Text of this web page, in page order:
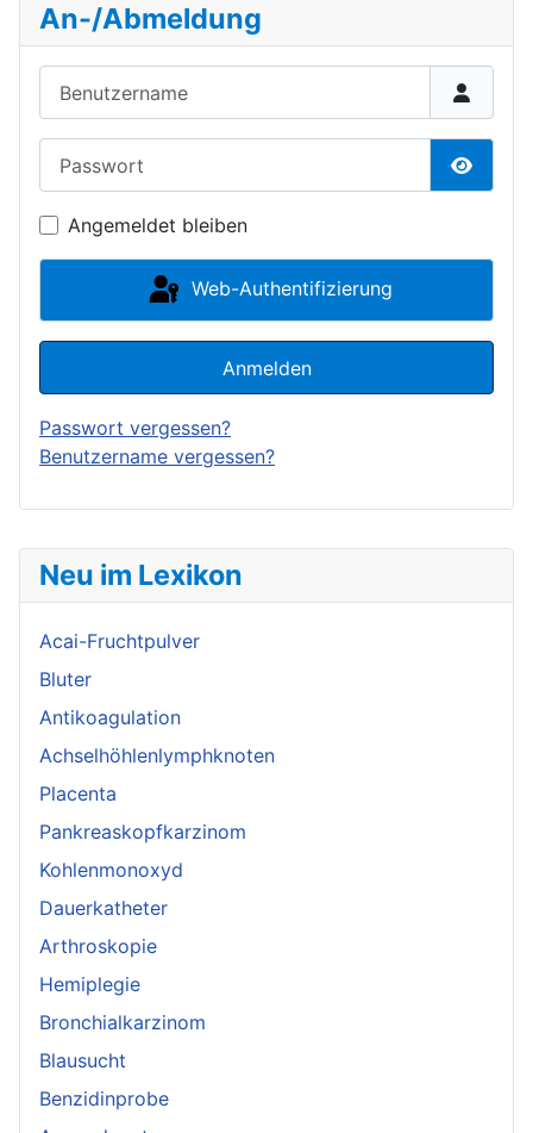
Neu im Lexikon
Acai-Fruchtpulver
Bluter
Antikoagulation
Achselhöhlenlymphknoten
Placenta
Pankreaskopfkarzinom
Kohlenmonoxyd
Dauerkatheter
Arthroskopie
Hemiplegie
Bronchialkarzinom
Blausucht
Benzidinprobe
An-/Abmeldung
Angemeldet bleiben
Web-Authentifizierung
Anmelden
Passwort vergessen?
Benutzername vergessen?